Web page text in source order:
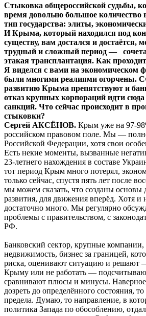
Стыковка общероссийской судьбы,
время довольно большое количество
тип государства: элиты,
И Крыма, который находился под
существу, вам достался и достаётся,
трудный и сложный период —
этакая трансплантация. Как
Я виделся с вами на экономическом
были многими реалиями огорчены.
развитию Крыма препятствуют и
отказ крупных корпораций идти сюда
санкций. Что сейчас происходит в
стыковки?
Сергей АКСЁНОВ. Крым уже на 97-
российском правовом поле. Мы —
Российской Федерации, хотя свои
Есть некие моменты, вызванные
23-летнего нахождения в составе
тот период Крым много потерял,
только сейчас, спустя пять лет после
мы можем сказать, что созданы основы
развития, для движения вперёд. Хотя
достаточно много. Мы регулярно
проблемы с правительством, с
РФ.
Банковский сектор, крупные
недвижимость, бизнес за границей,
риска, оценивают ситуацию и решают
Крыму или не работать —
сравнивают плюсы и минусы.
дозреть до определённого состояния,
предела. Думаю, то направление, в
политика Запада по обособлению,